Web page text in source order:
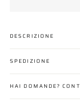
DESCRIZIONE
SPEDIZIONE
HAI DOMANDE?